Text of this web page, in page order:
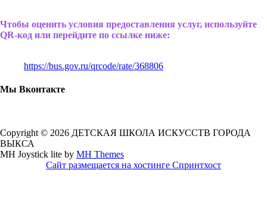
Чтобы оценить условия предоставления услуг, используйте
QR-код или перейдите по ссылке ниже:
https://bus.gov.ru/qrcode/rate/368806
Мы Вконтакте
Copyright © 2026 ДЕТСКАЯ ШКОЛА ИСКУССТВ ГОРОДА
ВЫКСА
MH Joystick lite by MH Themes
Сайт размещается на хостинге Спринтхост